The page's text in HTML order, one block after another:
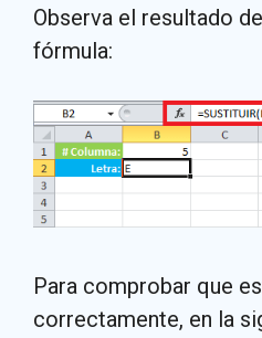
Observa el resultado
fórmula:
Para comprobar que
correctamente, en la